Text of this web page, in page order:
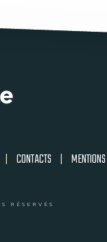
| CONTACTS | MENTIONS
RÉSERVÉS